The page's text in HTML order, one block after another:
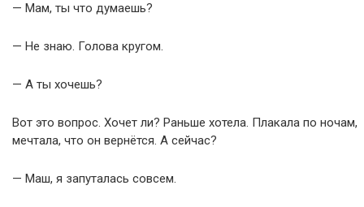
— Мам, ты что думаешь?
— Не знаю. Голова кругом.
— А ты хочешь?
Вот это вопрос. Хочет ли? Раньше хотела. Плакала по ночам,
мечтала, что он вернётся. А сейчас?
— Маш, я запуталась совсем.